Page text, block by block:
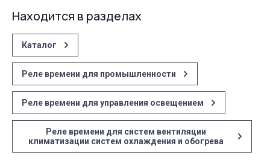
Находится в разделах
Каталог
Реле времени для промышленности
Реле времени для управления освещением
Реле времени для систем вентиляции
климатизации систем охлаждения и обогрева